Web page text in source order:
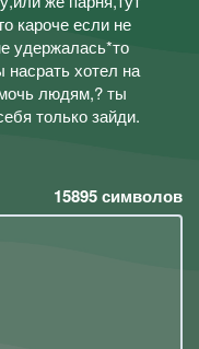
кароче если не
удержалась*то
насрать хотел на
людям,? ты
только зайди.
15895символов